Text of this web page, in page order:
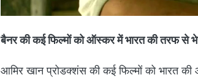
बैनर की कई फिल्मों को ऑस्कर में भारत की तरफ से
आमिर खान प्रोडक्शंस की कई फिल्मों को भारत